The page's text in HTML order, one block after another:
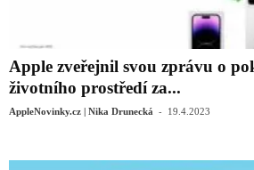
Apple zveřejnil svou zprávu o
životního prostředí za...
AppleNovinky.cz | Nika Drunecká - 19.4.2023